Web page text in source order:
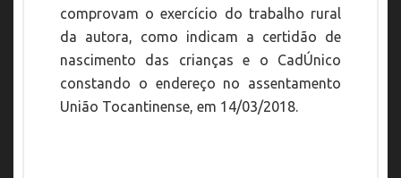
comprovam o exercício do trabalho rural
da autora, como indicam a certidão de
nascimento das crianças e o CadÚnico
constando o endereço no assentamento
União Tocantinense, em 14/03/2018.